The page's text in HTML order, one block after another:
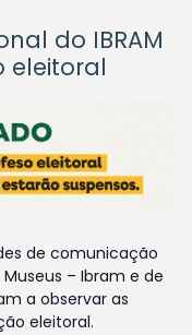
do IBRAM
eleitoral
de comunicação
– Ibram e de
a observar as
eleitoral.